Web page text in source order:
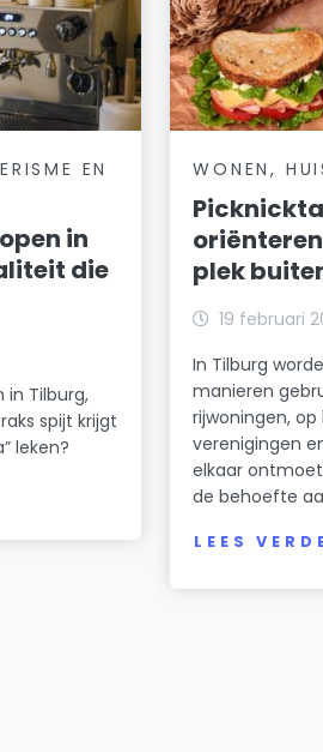
EN
in
die
in Tilburg,
spijt krijgt
leken?
WONEN,
plek
19 februari
In Tilburg
manieren
rijwoningen,
verenigingen
elkaar
de behoefte
LEES